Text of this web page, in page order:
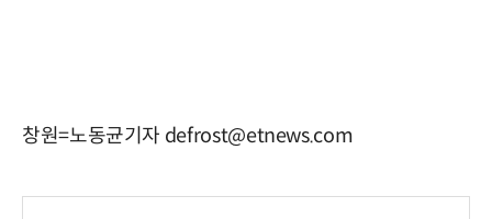
창원=노동균기자 defrost@etnews.com